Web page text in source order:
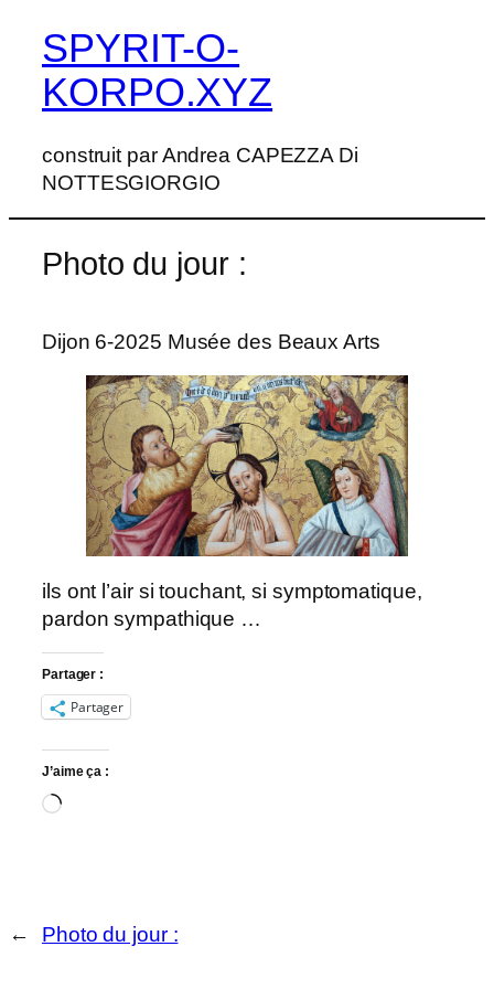
Aller
contenu
SPYRIT-O-
KORPO.XYZ
construit par Andrea CAPEZZA Di
NOTTESGIORGIO
Photo du jour :
Dijon 6-2025 Musée des Beaux Arts
ils ont l’air si touchant, si symptomatique,
pardon sympathique …
Partager :
Partager
J’aime ça :
Chargement…
← Photo du jour :